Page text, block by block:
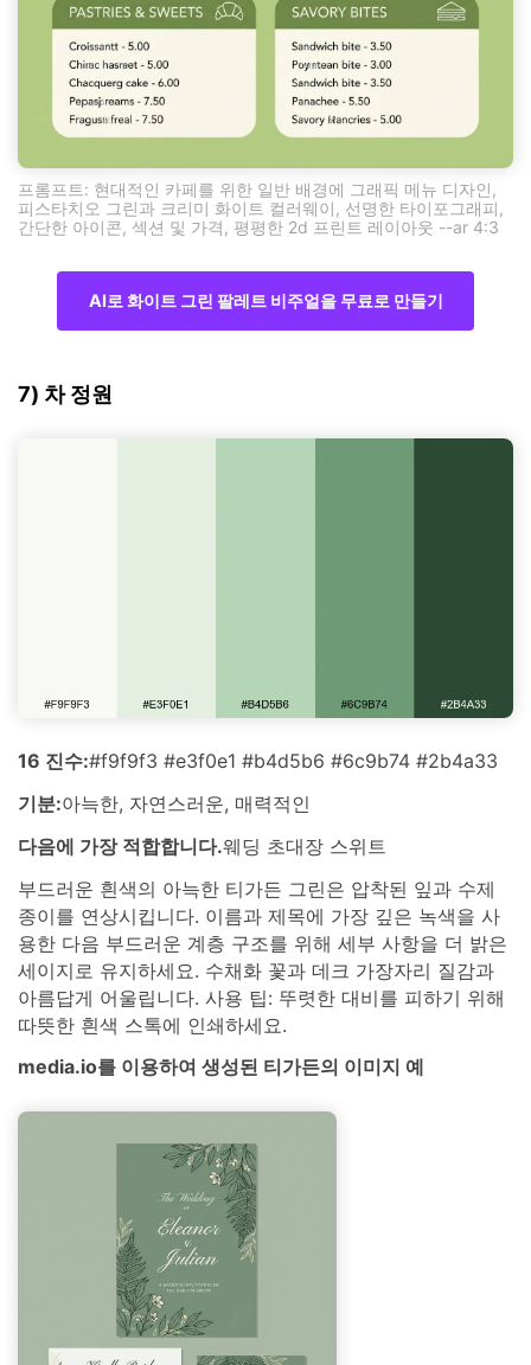
프롬프트: 현대적인 카페를 위한 일반 배경에 그래픽 메뉴 디자인,
피스타치오 그린과 크리미 화이트 컬러웨이, 선명한 타이포그래피,
간단한 아이콘, 섹션 및 가격, 평평한 2d 프린트 레이아웃 --ar 4:3
AI로 화이트 그린 팔레트 비주얼을 무료로 만들기
7) 차 정원
16 진수:#f9f9f3 #e3f0e1 #b4d5b6 #6c9b74 #2b4a33
기분:아늑한, 자연스러운, 매력적인
다음에 가장 적합합니다.웨딩 초대장 스위트
부드러운 흰색의 아늑한 티가든 그린은 압착된 잎과 수제
종이를 연상시킵니다. 이름과 제목에 가장 깊은 녹색을 사
용한 다음 부드러운 계층 구조를 위해 세부 사항을 더 밝은
세이지로 유지하세요. 수채화 꽃과 데크 가장자리 질감과
아름답게 어울립니다. 사용 팁: 뚜렷한 대비를 피하기 위해
따뜻한 흰색 스톡에 인쇄하세요.
media.io를 이용하여 생성된 티가든의 이미지 예